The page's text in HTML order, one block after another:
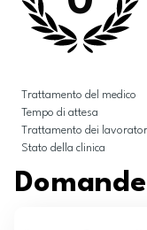
Trattamento del medico
Tempo di attesa
Trattamento dei
Stato della clinica